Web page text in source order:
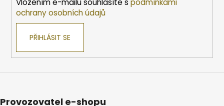
Vložením e-mailu souhlasíte s podmínkami
ochrany osobních údajů
PŘIHLÁSIT SE
Provozovatel e-shopu